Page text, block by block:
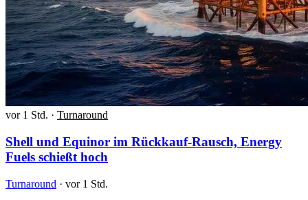
vor 1 Std. · Turnaround
Shell und Equinor im Rückkauf-Rausch, Energy
Fuels schießt hoch
Turnaround · vor 1 Std.